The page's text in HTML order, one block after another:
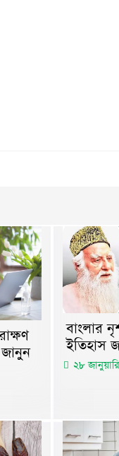
বাংলার
ইতিহাস
২৮